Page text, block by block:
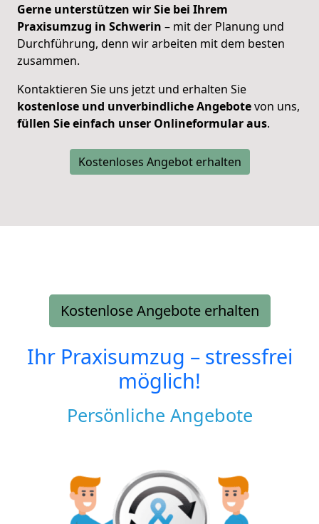
Gerne unterstützen wir Sie bei Ihrem
Praxisumzug in Schwerin – mit der Planung und
Durchführung, denn wir arbeiten mit dem besten
zusammen.
Kontaktieren Sie uns jetzt und erhalten Sie
kostenlose und unverbindliche Angebotevon uns,
füllen Sie einfach unser Onlineformular aus.
Kostenloses Angebot erhalten
Kostenlose Angebote erhalten
Ihr Praxisumzug – stressfrei
möglich!
Persönliche Angebote